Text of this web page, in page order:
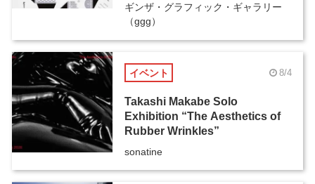
ギンザ・グラフィック・ギャラリー
（ggg）
イベント 8/4
Takashi Makabe Solo
Exhibition “The Aesthetics of
Rubber Wrinkles”
sonatine